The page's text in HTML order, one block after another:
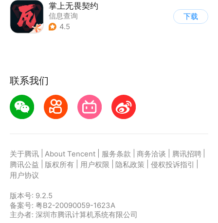
掌上无畏契约
信息查询
4.5
下载
联系我们
关于腾讯 About Tencent 服务条款 商务洽谈 腾讯招聘
腾讯公益
版权所有 用户权限 隐私政策 侵权投诉指引
用户协议
版本号: 9.2.5
备案号: 粤B2-20090059-1623A
主办者: 深圳市腾讯计算机系统有限公司